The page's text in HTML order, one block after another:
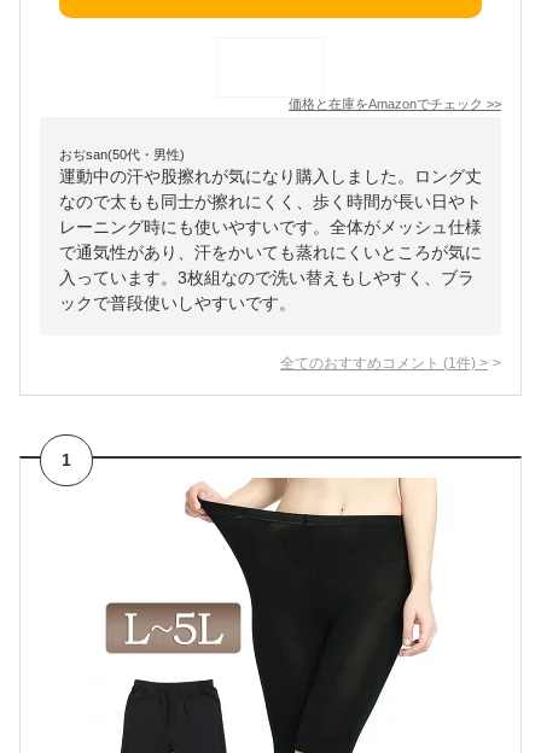
価格と在庫をAmazonでチェック >>
おぢsan(50代・男性)
運動中の汗や股擦れが気になり購入しました。ロング丈
なので太もも同士が擦れにくく、歩く時間が長い日やト
レーニング時にも使いやすいです。全体がメッシュ仕様
で通気性があり、汗をかいても蒸れにくいところが気に
入っています。3枚組なので洗い替えもしやすく、ブラ
ックで普段使いしやすいです。
全てのおすすめコメント (1 件) >
1